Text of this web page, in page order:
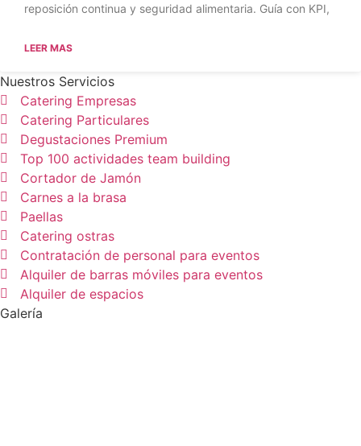
reposición continua y seguridad alimentaria. Guía con KPI,
LEER MAS
Nuestros Servicios
Catering Empresas
Catering Particulares
Degustaciones Premium
Top 100 actividades team building
Cortador de Jamón
Carnes a la brasa
Paellas
Catering ostras
Contratación de personal para eventos
Alquiler de barras móviles para eventos
Alquiler de espacios
Galería